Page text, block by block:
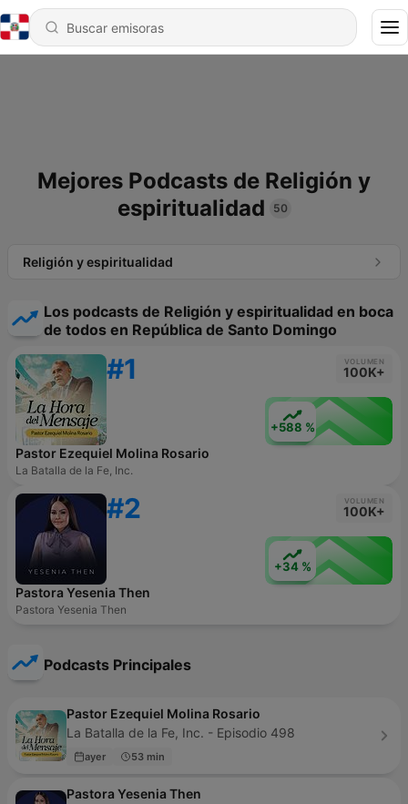
Mejores Podcasts de Religión y
espiritualidad
50
Religión y espiritualidad
Los podcasts de Religión y espiritualidad en boca
de todos en República de Santo Domingo
#1 VOLUMEN
100K+
+588 %
Pastor Ezequiel Molina Rosario
La Batalla de la Fe, Inc.
#2 VOLUMEN
100K+
+34 %
Pastora Yesenia Then
Pastora Yesenia Then
Podcasts Principales
Pastor Ezequiel Molina Rosario
La Batalla de la Fe, Inc. - Episodio 498
ayer 53 min
Pastora Yesenia Then